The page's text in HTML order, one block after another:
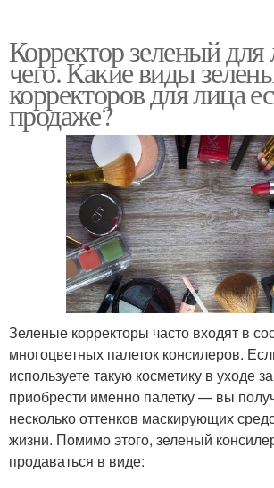
Корректор зеленый для
чего. Какие виды
корректоров для лица
продаже?
Зеленые корректоры часто входят в
многоцветных палеток консилеров.
используете такую косметику в уходе
приобрести именно палетку — вы
несколько оттенков маскирующих
жизни. Помимо этого, зеленый
продаваться в виде: